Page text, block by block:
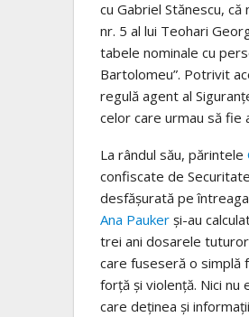
cu Gabriel Stănescu,
nr. 5 al lui Teohari
tabele nominale cu
Bartolomeu”. Potrivit
regulă agent al
celor care urmau să fie
La rândul său, părintele
con­fiscate de
desfăşurată pe
Ana Pauker şi-au
trei ani dosarele
care fuseseră o simplă
forţă şi violenţă. Nici
care deţinea şi